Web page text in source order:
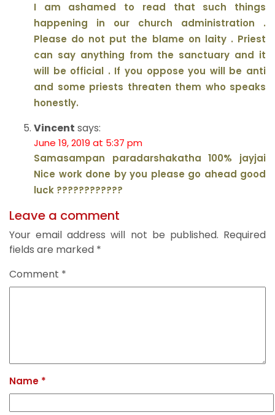
I am ashamed to read that such things
happening in our church administration .
Please do not put the blame on laity . Priest
can say anything from the sanctuary and it
will be official . If you oppose you will be anti
and some priests threaten them who speaks
honestly.
Vincent says:
June 19, 2019 at 5:37 pm
Samasampan paradarshakatha 100% jayjai
Nice work done by you please go ahead good
luck ????????????
Leave a comment
Your email address will not be published. Required
fields are marked *
Comment *
Name *